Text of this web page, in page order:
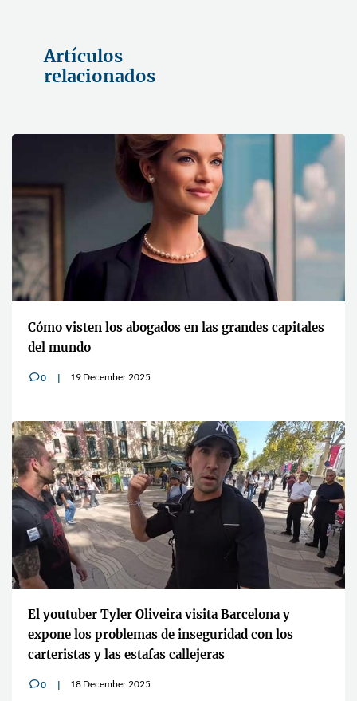
Artículos
relacionados
Cómo visten los abogados en las grandes capitales
del mundo
v0 19 December 2025
El youtuber Tyler Oliveira visita Barcelona y
expone los problemas de inseguridad con los
carteristas y las estafas callejeras
v0 18 December 2025